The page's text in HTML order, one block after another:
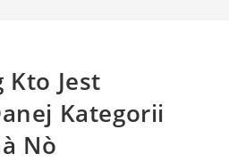
Kto Jest
Kategorii
Nò